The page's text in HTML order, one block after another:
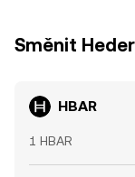
Směnit
HBAR
1 HBAR